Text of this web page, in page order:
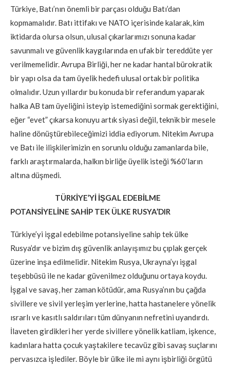
Türkiye, Batı’nın önemli bir parçası olduğu Batı’dan
kopmamalıdır. Batı ittifakı ve NATO içerisinde kalarak, kim
iktidarda olursa olsun, ulusal çıkarlarımızı sonuna kadar
savunmalı ve güvenlik kaygılarında en ufak bir tereddüte yer
verilmemelidir. Avrupa Birliği, her ne kadar hantal bürokratik
bir yapı olsa da tam üyelik hedefi ulusal ortak bir politika
olmalıdır. Uzun yıllardır bu konuda bir referandum yaparak
halka AB tam üyeliğini isteyip istemediğini sormak gerektiğini,
eğer “evet” çıkarsa konuyu artık siyasi değil, teknik bir mesele
haline dönüştürebileceğimizi iddia ediyorum. Nitekim Avrupa
ve Batı ile ilişkilerimizin en sorunlu olduğu zamanlarda bile,
farklı araştırmalarda, halkın birliğe üyelik isteği %60’ların
altına düşmedi.
TÜRKİYE’Yİ İŞGAL EDEBİLME
POTANSİYELİNE SAHİP TEK ÜLKE RUSYA’DIR
Türkiye’yi işgal edebilme potansiyeline sahip tek ülke
Rusya’dır ve bizim dış güvenlik anlayışımız bu çıplak gerçek
üzerine inşa edilmelidir. Nitekim Rusya, Ukrayna’yı işgal
teşebbüsü ile ne kadar güvenilmez olduğunu ortaya koydu.
İşgal ve savaş, her zaman kötüdür, ama Rusya’nın bu çağda
sivillere ve sivil yerleşim yerlerine, hatta hastanelere yönelik
ısrarlı ve kasıtlı saldırıları tüm dünyanın nefretini uyandırdı.
İlaveten girdikleri her yerde sivillere yönelik katliam, işkence,
kadınlara hatta çocuk yaştakilere tecavüz gibi savaş suçlarını
pervasızca işlediler. Böyle bir ülke ile mi aynı işbirliği örgütü